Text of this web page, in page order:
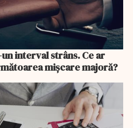
interval strâns. Ce ar
mișcare majoră?